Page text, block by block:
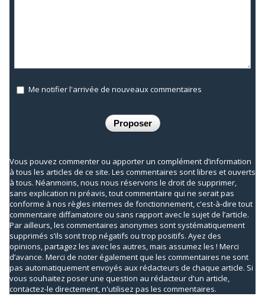
Me notifier l'arrivée de nouveaux commentaires
Vous pouvez commenter ou apporter un complément d’information
à tous les articles de ce site. Les commentaires sont libres et ouverts
à tous. Néanmoins, nous nous réservons le droit de supprimer,
sans explication ni préavis, tout commentaire qui ne serait pas
conforme à nos règles internes de fonctionnement, c'est-à-dire tout
commentaire diffamatoire ou sans rapport avec le sujet de l’article.
Par ailleurs, les commentaires anonymes sont systématiquement
supprimés s’ils sont trop négatifs ou trop positifs. Ayez des
opinions, partagez les avec les autres, mais assumez les ! Merci
d’avance. Merci de noter également que les commentaires ne sont
pas automatiquement envoyés aux rédacteurs de chaque article. Si
vous souhaitez poser une question au rédacteur d'un article,
contactez-le directement, n'utilisez pas les commentaires.